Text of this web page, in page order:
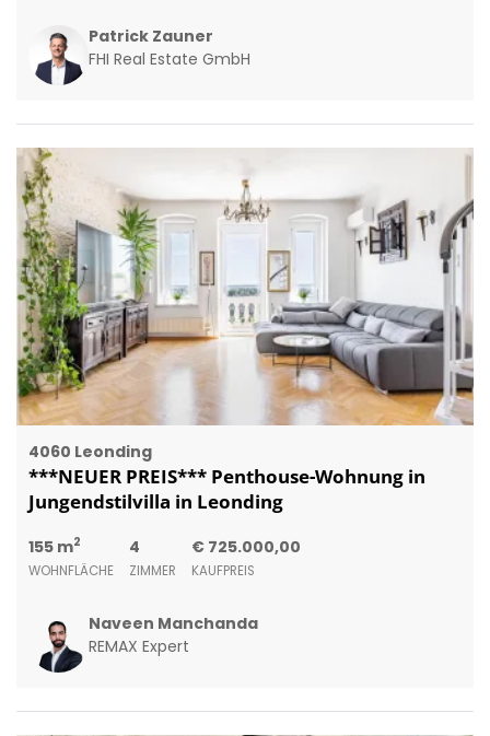
Patrick Zauner
FHI Real Estate GmbH
4060 Leonding
***NEUER PREIS*** Penthouse-Wohnung in
Jungendstilvilla in Leonding
155 m2
WOHNFLÄCHE
4
ZIMMER
€ 725.000,00
KAUFPREIS
Naveen Manchanda
REMAX Expert